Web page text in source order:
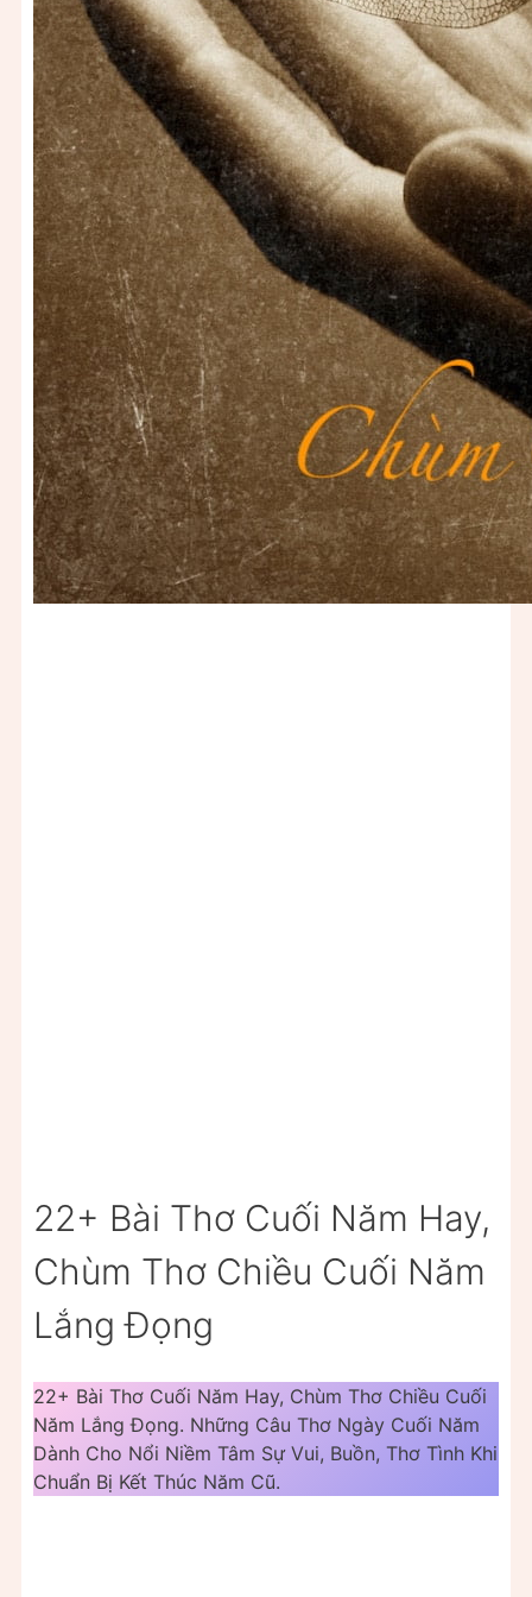
22+ Bài Thơ Cuối Năm Hay,
Chùm Thơ Chiều Cuối Năm
Lắng Đọng
22+ Bài Thơ Cuối Năm Hay, Chùm Thơ Chiều Cuối
Năm Lắng Đọng. Những Câu Thơ Ngày Cuối Năm
Dành Cho Nổi Niềm Tâm Sự Vui, Buồn, Thơ Tình Khi
Chuẩn Bị Kết Thúc Năm Cũ.